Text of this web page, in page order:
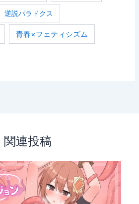
逆説パラドクス
青春×フェティシズム
関連投稿